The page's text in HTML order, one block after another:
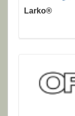
Larko®